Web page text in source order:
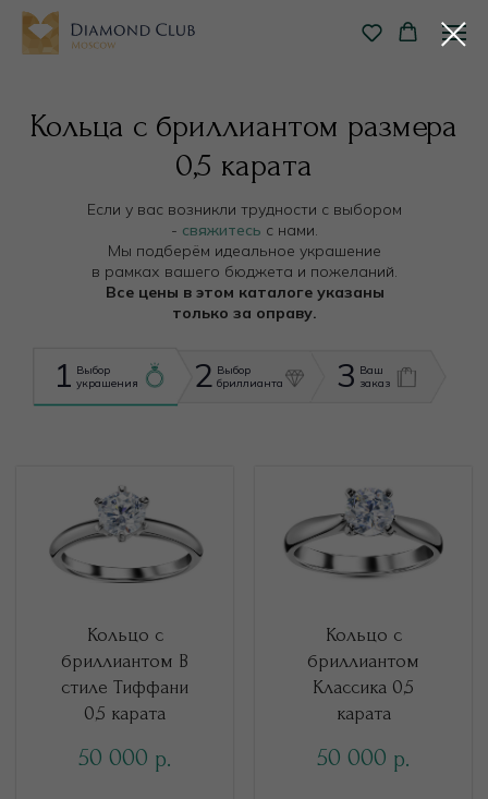
Кольца с бриллиантом размера
0,5 карата
Выбор
бриллианта
1 2
Выбор
украшения
3
Если у вас возникли трудности с выбором
- свяжитесь с нами.
Мы подберём идеальное украшение
в рамках вашего бюджета и пожеланий.
Все цены в этом каталоге указаны
только за оправу.
Ваш
заказ
Кольцо с
бриллиантом В
стиле Тиффани
0,5 карата
50 000 р.
Кольцо с
бриллиантом
Классика 0,5
карата
50 000 р.